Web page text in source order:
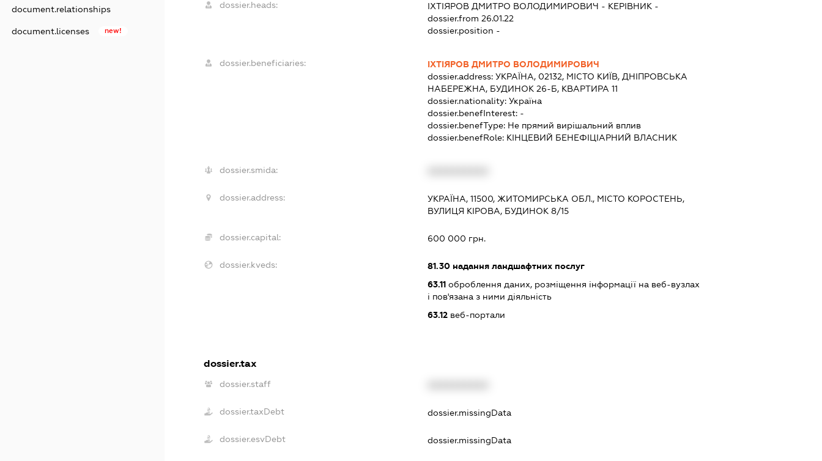
document.relationships
document.licenses new!
dossier.heads: ІХТІЯРОВ ДМИТРО ВОЛОДИМИРОВИЧ - КЕРІВНИК -
dossier.from 26.01.22
dossier.position -
dossier.beneficiaries:
ІХТІЯРОВ ДМИТРО ВОЛОДИМИРОВИЧ
dossier.address: УКРАЇНА, 02132, МІСТО КИЇВ, ДНІПРОВСЬКА
НАБЕРЕЖНА, БУДИНОК 26-Б, КВАРТИРА 11
dossier.nationality: Україна
dossier.benefInterest: -
dossier.benefType: Не прямий вирішальний вплив
dossier.benefRole: КІНЦЕВИЙ БЕНЕФІЦІАРНИЙ ВЛАСНИК
dossier.smida:
dossier.address:
УКРАЇНА, 11500, ЖИТОМИРСЬКА ОБЛ., МІСТО КОРОСТЕНЬ,
ВУЛИЦЯ КІРОВА, БУДИНОК 8/15
dossier.capital: 600 000 грн.
dossier.kveds: 81.30надання ландшафтних послуг
63.11оброблення даних, розміщення інформації на веб-вузлах
і пов'язана з ними діяльність
63.12веб-портали
dossier.tax
dossier.staff
dossier.taxDebt dossier.missingData
dossier.esvDebt dossier.missingData